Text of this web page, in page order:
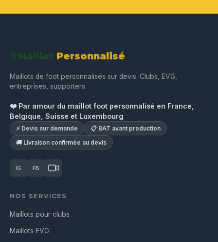
⚽Maillot Personnalisé
Maillots de foot personnalisés sur devis. Clubs, EVG,
entreprises, supporters.
❤️ Par amour du maillot foot personnalisé en France,
Belgique, Suisse et Luxembourg
⚡ Devis sur demande
📋 BAT avant production
🚚 Livraison confirmée au devis
IG FB
NOS SERVICES
Maillots pour clubs
Maillots EVG